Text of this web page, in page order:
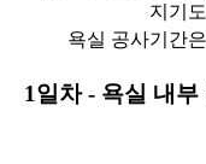
지기
욕실 공사기간
1일차 - 욕실 내